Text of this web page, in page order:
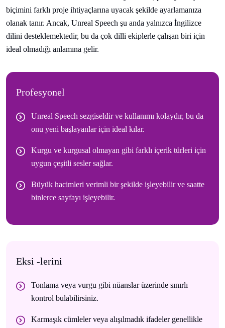
biçimini farklı proje ihtiyaçlarına uyacak şekilde ayarlamanıza
olanak tanır. Ancak, Unreal Speech şu anda yalnızca İngilizce
dilini desteklemektedir, bu da çok dilli ekiplerle çalışan biri için
ideal olmadığı anlamına gelir.
Profesyonel
Unreal Speech sezgiseldir ve kullanımı kolaydır, bu da
onu yeni başlayanlar için ideal kılar.
Kurgu ve kurgusal olmayan gibi farklı içerik türleri için
uygun çeşitli sesler sağlar.
Büyük hacimleri verimli bir şekilde işleyebilir ve saatte
binlerce sayfayı işleyebilir.
Eksi -lerini
Tonlama veya vurgu gibi nüanslar üzerinde sınırlı
kontrol bulabilirsiniz.
Karmaşık cümleler veya alışılmadık ifadeler genellikle